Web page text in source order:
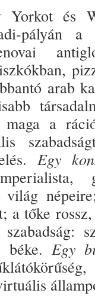
és
pályán a
arab
a
Egy
világ
a tőke
béke. Egy